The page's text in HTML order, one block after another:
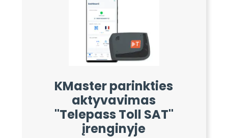
KMaster parinkties
aktyvavimas
"Telepass Toll SAT"
įrenginyje